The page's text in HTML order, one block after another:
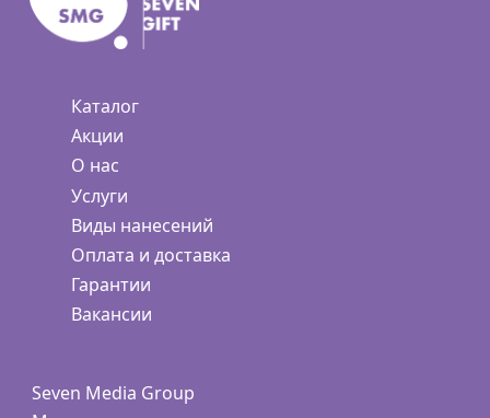
Каталог
Акции
О нас
Услуги
Виды нанесений
Оплата и доставка
Гарантии
Вакансии
Seven Media Group